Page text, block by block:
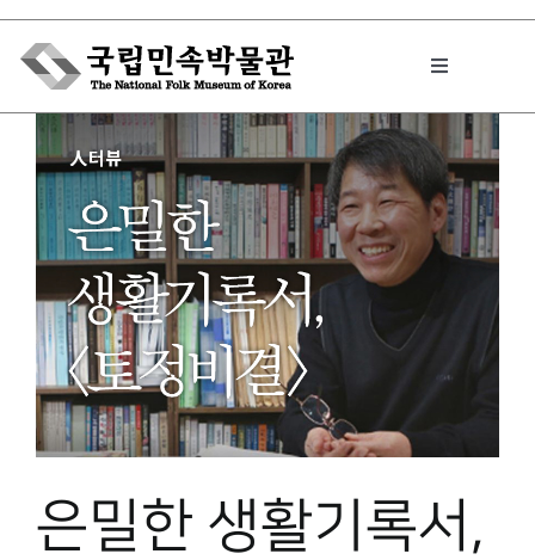
Skip
content
Toggle
박물관에서는
민속이야기
민속 인사이드
원문보기 PDF
박물관 홈페이지
은밀한 생활기록서,